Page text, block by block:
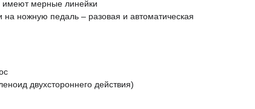
мерные линейки
ножную педаль – разовая и автоматическая
двухстороннего действия)